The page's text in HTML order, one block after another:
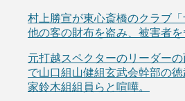
村上勝宣が東心斎橋のクラブ
他の客の財布を盗み、被害者を
元打越スペクターのリーダー
で山口組山健組玄武会幹部の
家鈴木組組員らと喧嘩。